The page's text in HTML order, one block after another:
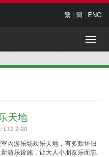
繁 | 簡 | ENG
Toggle
天地
L12 2-20
內游乐场欢乐天地，有多款怀旧
游乐设施，让大人小朋友乐而忘